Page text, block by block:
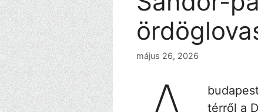
május 26, 2026
térről a